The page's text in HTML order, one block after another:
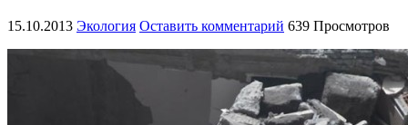
15.10.2013 Экология Оставить комментарий 639 Просмотров